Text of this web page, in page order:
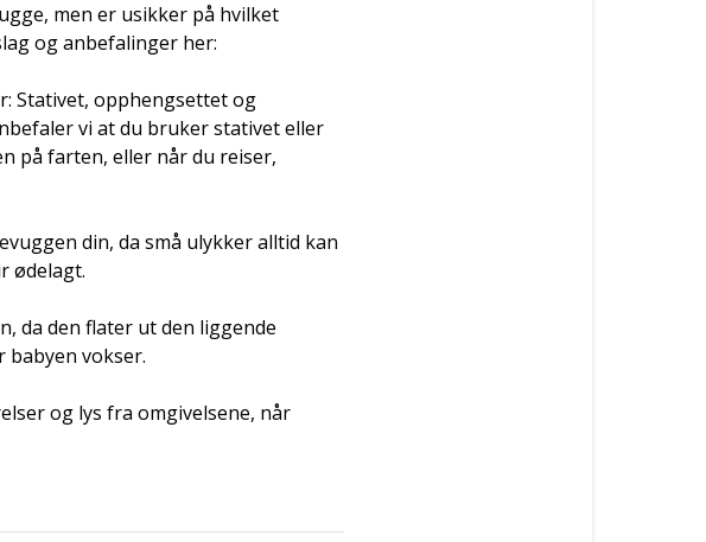
men er usikker på hvilket
og anbefalinger her:
Stativet, opphengsettet og
vi at du bruker stativet eller
på farten, eller når du reiser,
din, da små ulykker alltid kan
ødelagt.
da den flater ut den liggende
babyen vokser.
og lys fra omgivelsene, når